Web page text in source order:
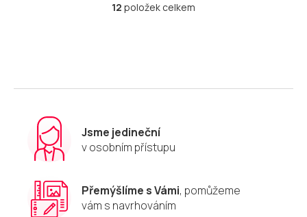
O
c
r
v
k
ý
p
12 položek celkem
Jsme jedineční
v osobním přístupu
Přemýšlíme s Vámi, pomůžeme
vám s navrhováním